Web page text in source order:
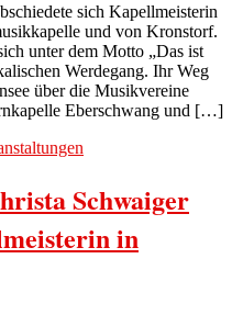
sich Kapellmeisterin
und von Kronstorf.
unter dem Motto „Das ist
Werdegang. Ihr Weg
über die Musikvereine
Eberschwang und […]
Schwaiger
in